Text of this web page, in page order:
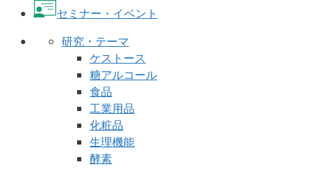
セミナー・イベント
研究・テーマ
ケストース
糖アルコール
食品
工業用品
化粧品
生理機能
酵素